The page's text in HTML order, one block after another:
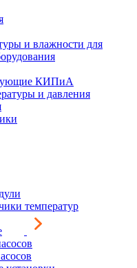
и влажности для
КИПиА
и давления
температур